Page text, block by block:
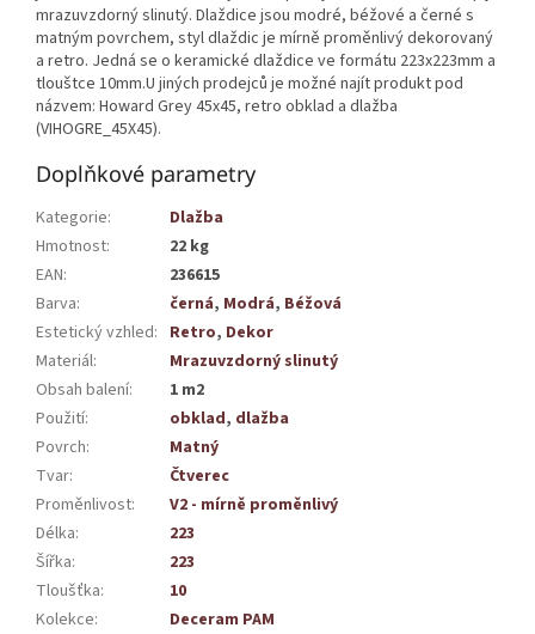
mrazuvzdorný slinutý. Dlaždice jsou modré, béžové a černé s
matným povrchem, styl dlaždic je mírně proměnlivý dekorovaný
a retro. Jedná se o keramické dlaždice ve formátu 223x223mm a
tlouštce 10mm.U jiných prodejců je možné najít produkt pod
názvem: Howard Grey 45x45, retro obklad a dlažba
(VIHOGRE_45X45).
Doplňkové parametry
Kategorie:
Dlažba
Hmotnost:
22 kg
EAN:
236615
Barva: černá, Modrá, Béžová
Estetický vzhled: Retro, Dekor
Materiál:
Mrazuvzdorný slinutý
Obsah balení:
1 m2
Použití: obklad, dlažba
Povrch:
Matný
Tvar:
Čtverec
Proměnlivost:
V2 - mírně proměnlivý
Délka:
223
Šířka:
223
Tloušťka:
10
Kolekce:
Deceram PAM